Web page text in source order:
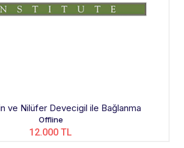
ve Nilüfer Devecigil ile Bağlanma
Offline
12.000 TL